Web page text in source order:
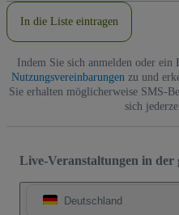
In die Liste eintragen
Indem Sie sich anmelden oder ein
Nutzungsvereinbarungen zu und
Sie erhalten möglicherweise SMS-
sich
Live-Veranstaltungen in der
Deutschland